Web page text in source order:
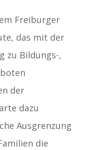
Freiburger
das mit der
zu Bildungs-,
der
dazu
Ausgrenzung
die